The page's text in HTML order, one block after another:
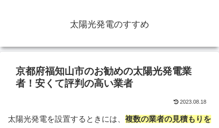
太陽光発電のすすめ
京都府福知山市のお勧めの太陽光発電業
者！安くて評判の高い業者
2023.08.18
太陽光発電を設置するときには、 複数の業者の見積もりを